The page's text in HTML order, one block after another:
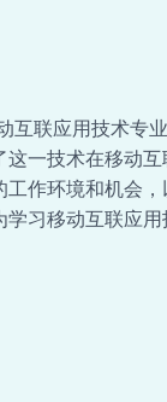
联应用技术专
一技术在移动
作环境和机会
习移动互联应用